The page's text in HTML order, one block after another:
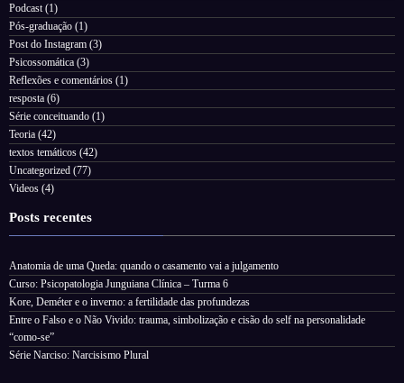
Podcast (1)
Pós-graduação (1)
Post do Instagram (3)
Psicossomática (3)
Reflexões e comentários (1)
resposta (6)
Série conceituando (1)
Teoria (42)
textos temáticos (42)
Uncategorized (77)
Videos (4)
Posts recentes
Anatomia de uma Queda: quando o casamento vai a julgamento
Curso: Psicopatologia Junguiana Clínica – Turma 6
Kore, Deméter e o inverno: a fertilidade das profundezas
Entre o Falso e o Não Vivido: trauma, simbolização e cisão do self na personalidade
“como-se”
Série Narciso: Narcisismo Plural